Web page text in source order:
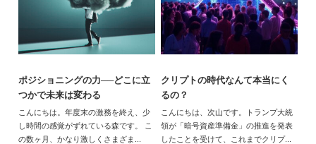
ポジショニングの力──どこに立
つかで未来は変わる
こんにちは。年度末の激務を終え、少
し時間の感覚がずれている森です。 こ
の数ヶ月、かなり激しくさまざま...
クリプトの時代なんて本当にく
るの？
こんにちは、次山です。トランプ大統
領が「暗号資産準備金」の推進を発表
したことを受けて、これまでクリプ...